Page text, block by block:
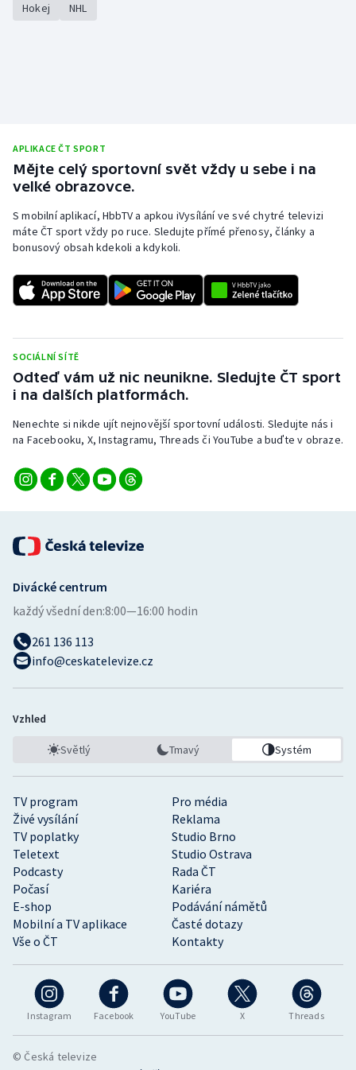
Hokej NHL
APLIKACE ČT SPORT
Mějte celý sportovní svět vždy u sebe i na
velké obrazovce.
S mobilní aplikací, HbbTV a apkou iVysílání ve své chytré televizi
máte ČT sport vždy po ruce. Sledujte přímé přenosy, články a
bonusový obsah kdekoli a kdykoli.
SOCIÁLNÍ SÍTĚ
Odteď vám už nic neunikne. Sledujte ČT sport
i na dalších platformách.
Nenechte si nikde ujít nejnovější sportovní události. Sledujte nás i
na Facebooku, X, Instagramu, Threads či YouTube a buďte v obraze.
Instagram Facebook YouTube X Threads
TV program
Pro média
Živé vysílání
Reklama
TV poplatky
Studio Brno
Teletext
Studio Ostrava
Podcasty
Rada ČT
Počasí
Kariéra
E-shop
Podávání námětů
Mobilní a TV aplikace
Časté dotazy
Vše o ČT
Kontakty
Divácké centrum
každý všední den:8:00—16:00 hodin
261 136 113
info@ceskatelevize.cz
Vzhled
Světlý Tmavý Systém
© Česká televize